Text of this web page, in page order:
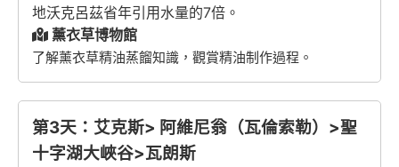
地沃克呂茲省年引用水量的7倍。
薰衣草博物館
了解薰衣草精油蒸餾知識，觀賞精油制作過程。
第3天：艾克斯> 阿維尼翁（瓦倫索勒）>聖
十字湖大峽谷>瓦朗斯